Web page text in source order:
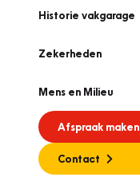
Historie vakgarage
Zekerheden
Mens en Milieu
Afspraak maken
Contact